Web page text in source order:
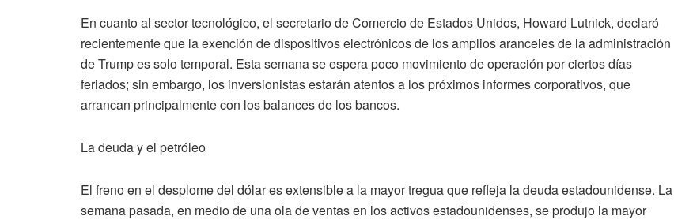
En cuanto al sector tecnológico, el secretario de Comercio de Estados Unidos, Howard Lutnick, declaró
recientemente que la exención de dispositivos electrónicos de los amplios aranceles de la administración
de Trump es solo temporal. Esta semana se espera poco movimiento de operación por ciertos días
feriados; sin embargo, los inversionistas estarán atentos a los próximos informes corporativos, que
arrancan principalmente con los balances de los bancos.
La deuda y el petróleo
El freno en el desplome del dólar es extensible a la mayor tregua que refleja la deuda estadounidense. La
semana pasada, en medio de una ola de ventas en los activos estadounidenses, se produjo la mayor